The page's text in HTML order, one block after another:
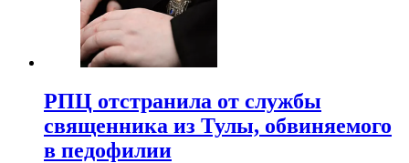
РПЦ отстранила от службы
священника из Тулы, обвиняемого
в педофилии